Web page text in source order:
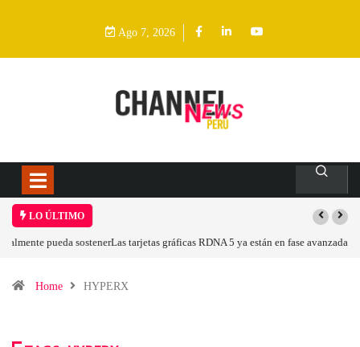
Ago 7, 2026
LO ÚLTIMO
Las tarjetas gráficas RDNA 5 ya están en fase avanzada de desarrollo
Home HYPERX